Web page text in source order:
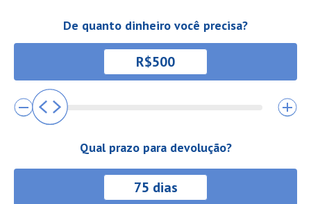
De quanto dinheiro você precisa?
Qual prazo para devolução?